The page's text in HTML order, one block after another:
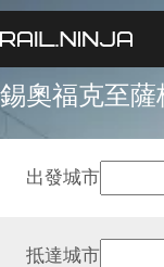
錫奧福克至
出發城市
抵達城市